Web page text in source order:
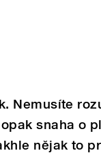
Nemusíte
snaha o
nějak to